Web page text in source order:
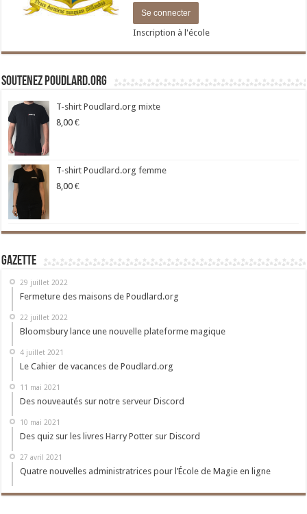
Inscription à l'école
Soutenez Poudlard.org
T-shirt Poudlard.org mixte
8,00 €
T-shirt Poudlard.org femme
8,00 €
Gazette
29 juillet 2022
Fermeture des maisons de Poudlard.org
22 juillet 2022
Bloomsbury lance une nouvelle plateforme magique
4 juillet 2021
Le Cahier de vacances de Poudlard.org
11 mai 2021
Des nouveautés sur notre serveur Discord
10 mai 2021
Des quiz sur les livres Harry Potter sur Discord
27 avril 2021
Quatre nouvelles administratrices pour l’École de Magie en ligne